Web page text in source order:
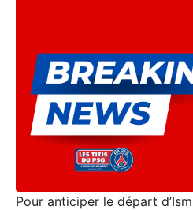
Pour anticiper le départ